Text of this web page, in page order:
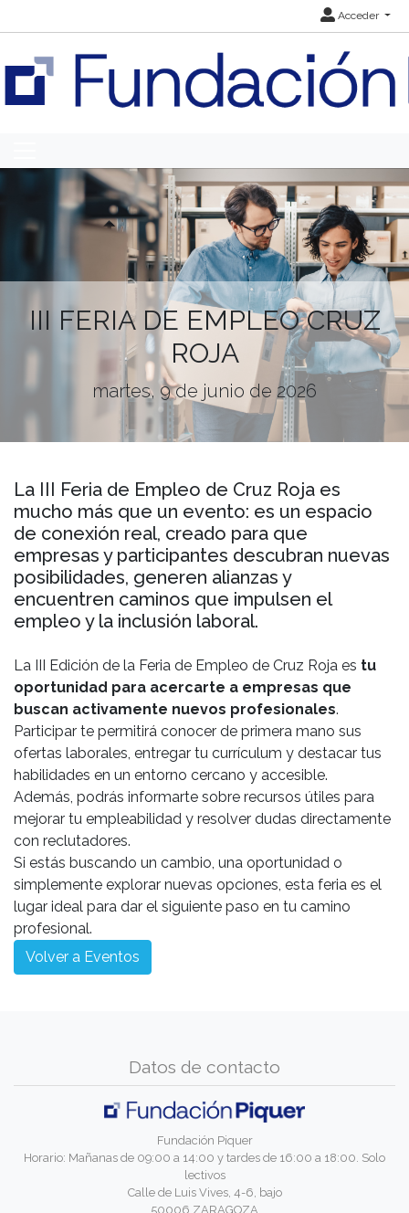
Acceder
III FERIA DE EMPLEO CRUZ
ROJA
martes, 9 de junio de 2026
La III Feria de Empleo de Cruz Roja es
mucho más que un evento: es un espacio
de conexión real, creado para que
empresas y participantes descubran nuevas
posibilidades, generen alianzas y
encuentren caminos que impulsen el
empleo y la inclusión laboral.
La III Edición de la Feria de Empleo de Cruz Roja es tu
oportunidad para acercarte a empresas que
buscan activamente nuevos profesionales.
Participar te permitirá conocer de primera mano sus
ofertas laborales, entregar tu currículum y destacar tus
habilidades en un entorno cercano y accesible.
Además, podrás informarte sobre recursos útiles para
mejorar tu empleabilidad y resolver dudas directamente
con reclutadores.
Si estás buscando un cambio, una oportunidad o
simplemente explorar nuevas opciones, esta feria es el
lugar ideal para dar el siguiente paso en tu camino
profesional.
Volver a Eventos
Datos de contacto
Fundación Piquer
Horario: Mañanas de 09:00 a 14:00 y tardes de 16:00 a 18:00. Solo
lectivos
Calle de Luis Vives, 4-6, bajo
50006 ZARAGOZA